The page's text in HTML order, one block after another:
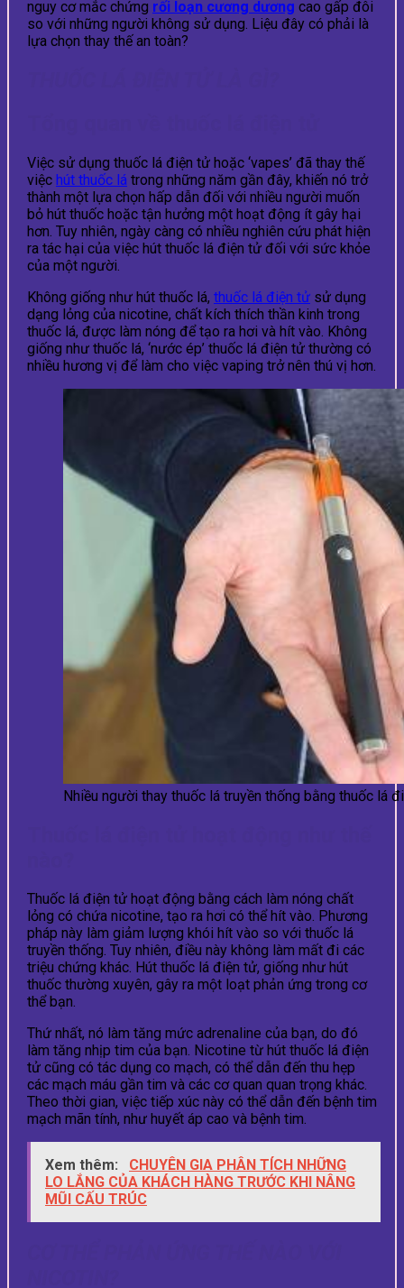
nguy cơ mắc chứng rối loạn cương dương cao gấp đôi
so với những người không sử dụng. Liệu đây có phải là
lựa chọn thay thế an toàn?
Việc sử dụng thuốc lá điện tử hoặc ‘vapes’ đã thay thế
việc hút thuốc lá trong những năm gần đây, khiến nó trở
thành một lựa chọn hấp dẫn đối với nhiều người muốn
bỏ hút thuốc hoặc tận hưởng một hoạt động ít gây hại
hơn. Tuy nhiên, ngày càng có nhiều nghiên cứu phát hiện
ra tác hại của việc hút thuốc lá điện tử đối với sức khỏe
của một người.
Không giống như hút thuốc lá, thuốc lá điện tử sử dụng
dạng lỏng của nicotine, chất kích thích thần kinh trong
thuốc lá, được làm nóng để tạo ra hơi và hít vào. Không
giống như thuốc lá, ‘nước ép’ thuốc lá điện tử thường có
nhiều hương vị để làm cho việc vaping trở nên thú vị hơn.
Nhiều người thay thuốc lá truyền thống bằng thuốc lá
Thuốc lá điện tử hoạt động bằng cách làm nóng chất
lỏng có chứa nicotine, tạo ra hơi có thể hít vào. Phương
pháp này làm giảm lượng khói hít vào so với thuốc lá
truyền thống. Tuy nhiên, điều này không làm mất đi các
triệu chứng khác. Hút thuốc lá điện tử, giống như hút
thuốc thường xuyên, gây ra một loạt phản ứng trong cơ
thể bạn.
Thứ nhất, nó làm tăng mức adrenaline của bạn, do đó
làm tăng nhịp tim của bạn. Nicotine từ hút thuốc lá điện
tử cũng có tác dụng co mạch, có thể dẫn đến thu hẹp
các mạch máu gần tim và các cơ quan quan trọng khác.
Theo thời gian, việc tiếp xúc này có thể dẫn đến bệnh tim
mạch mãn tính, như huyết áp cao và bệnh tim.
Xem thêm:
CHUYÊN GIA PHÂN TÍCH NHỮNG
LO LẮNG CỦA KHÁCH HÀNG TRƯỚC KHI NÂNG
MŨI CẤU TRÚC